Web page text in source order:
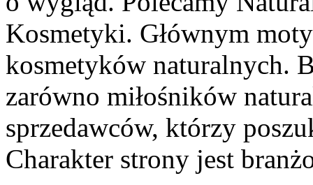
Kosmetyki. Głównym
kosmetyków naturalnych.
zarówno miłośników
sprzedawców, którzy
Charakter strony jest